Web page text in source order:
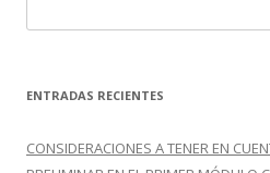
u
c
r
:
ENTRADAS RECIENTES
CONSIDERACIONES A TENER EN